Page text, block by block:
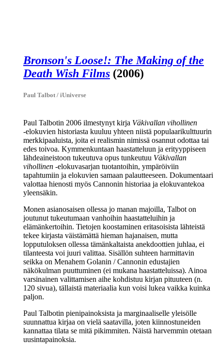
Bronson's Loose!: The Making of the
Death Wish Films (2006)
Paul Talbot / iUniverse
Paul Talbotin 2006 ilmestynyt kirja Väkivallan vihollinen
‑elokuvien historiasta kuuluu yhteen niistä populaarikulttuurin
merkkipaaluista, joita ei realismin nimissä osannut odottaa tai
edes toivoa. Kymmenkuntaan haastatteluun ja erityyppiseen
lähdeaineistoon tukeutuva opus tunkeutuu Väkivallan
vihollinen ‑elokuvasarjan tuotantoihin, ympäröiviin
tapahtumiin ja elokuvien samaan palautteeseen. Dokumentaari
valottaa hienosti myös Cannonin historiaa ja elokuvantekoa
yleensäkin.
Monen asianosaisen ollessa jo manan majoilla, Talbot on
joutunut tukeutumaan vanhoihin haastatteluihin ja
elämänkertoihin. Tietojen koostaminen eritasoisista lähteistä
tekee kirjasta väistämättä hieman hajanaisen, mutta
lopputuloksen ollessa tämänkaltaista anekdoottien juhlaa, ei
tilanteesta voi juuri valittaa. Sisällön suhteen harmittavin
seikka on Menahem Golanin / Cannonin edustajien
näkökulman puuttuminen (ei mukana haastatteluissa). Ainoa
varsinainen valittamisen aihe kohdistuu kirjan pituuteen (n.
120 sivua), tällaistä materiaalia kun voisi lukea vaikka kuinka
paljon.
Paul Talbotin pienipainoksista ja marginaaliselle yleisölle
suunnattua kirjaa on vielä saatavilla, joten kiinnostuneiden
kannattaa tilata se mitä pikimmiten. Näistä harvemmin otetaan
uusintapainoksia.